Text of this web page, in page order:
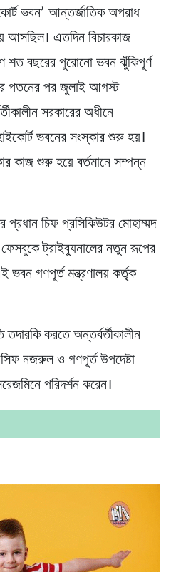
ভবন’ আন্তর্জাতিক অপরাধ
আসছিল। এতদিন বিচারকাজ
শত বছরের পুরোনো ভবন ঝুঁকিপূর্ণ
পতনের পর জুলাই-আগস্ট
সরকারের অধীনে
ভবনের সংস্কার শুরু হয়।
কাজ শুরু হয়ে বর্তমানে সম্পন্ন
চিফ প্রসিকিউটর মোহাম্মদ
ট্রাইব্যুনালের নতুন রূপের
ভবন গণপূর্ত মন্ত্রণালয় কর্তৃক
করতে অন্তর্বর্তীকালীন
নজরুল ও গণপূর্ত উপদেষ্টা
পরিদর্শন করেন।